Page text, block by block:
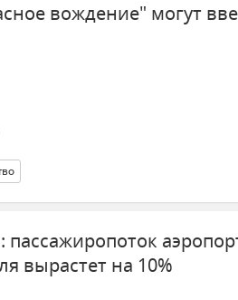
вождение" могут
пассажиропоток
вырастет на 10%